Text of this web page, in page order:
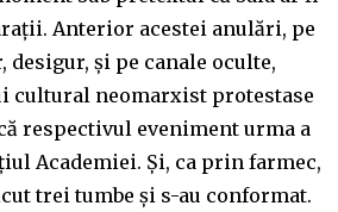
Anterior acestei anulări, pe
desigur, și pe canale oculte,
cultural neomarxist protestase
respectivul eveniment urma a
Academiei. Și, ca prin farmec,
trei tumbe și s-au conformat.